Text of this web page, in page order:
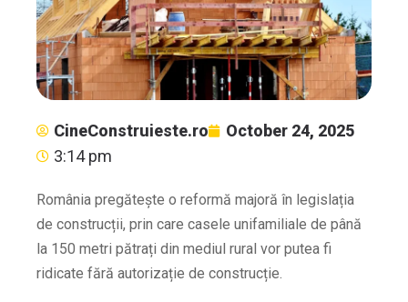
CineConstruieste.ro
October 24, 2025
3:14 pm
România pregătește o reformă majoră în legislația
de construcții, prin care casele unifamiliale de până
la 150 metri pătrați din mediul rural vor putea fi
ridicate fără autorizație de construcție.